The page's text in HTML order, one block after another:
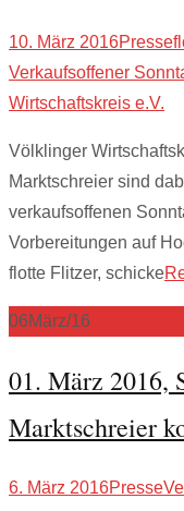
10. März 2016Presse
Verkaufsoffener
Wirtschaftskreis e.V.
Völklinger
Marktschreier sind
verkaufsoffenen
Vorbereitungen auf
flotte Flitzer, schicke
06März/16
01. März 2016,
Marktschreier
6. März 2016Presse